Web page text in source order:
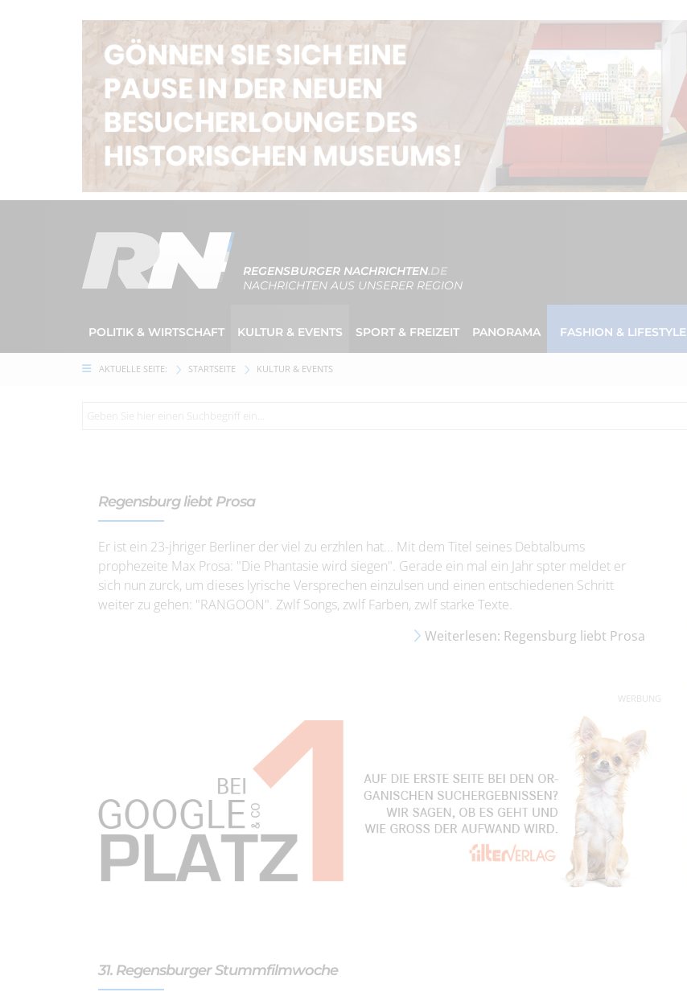
REGENSBURGER NACHRICHTEN.DE
NACHRICHTEN AUS UNSERER REGION
POLITIK & WIRTSCHAFT KULTUR & EVENTS SPORT & FREIZEIT PANORAMA FASHION & LIFESTYLE
AKTUELLE SEITE: STARTSEITE KULTUR & EVENTS
Regensburg liebt Prosa
Er ist ein 23-jhriger Berliner der viel zu erzhlen hat... Mit dem Titel seines Debtalbums
prophezeite Max Prosa: "Die Phantasie wird siegen". Gerade ein mal ein Jahr spter meldet er
sich nun zurck, um dieses lyrische Versprechen einzulsen und einen entschiedenen Schritt
weiter zu gehen: "RANGOON". Zwlf Songs, zwlf Farben, zwlf starke Texte.
Weiterlesen: Regensburg liebt Prosa
WERBUNG
31. Regensburger Stummfilmwoche